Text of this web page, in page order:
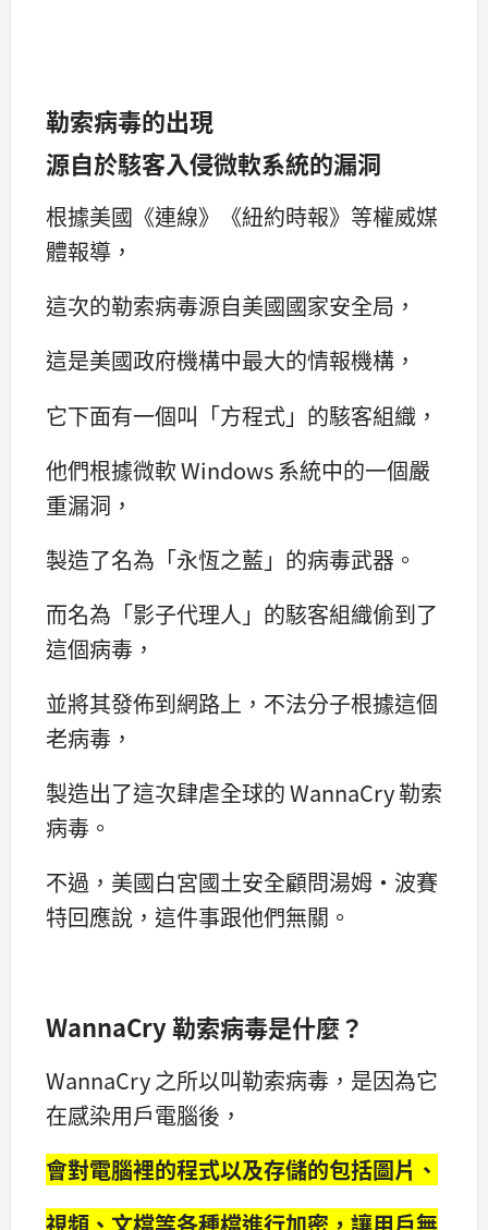
勒索病毒的出現
源自於駭客入侵微軟系統的漏洞
根據美國《連線》《紐約時報》等權威媒
體報導，
這次的勒索病毒源自美國國家安全局，
這是美國政府機構中最大的情報機構，
它下面有一個叫「方程式」的駭客組織，
他們根據微軟 Windows 系統中的一個嚴
重漏洞，
製造了名為「永恆之藍」的病毒武器。
而名為「影子代理人」的駭客組織偷到了
這個病毒，
並將其發佈到網路上，不法分子根據這個
老病毒，
製造出了這次肆虐全球的 WannaCry 勒索
病毒。
不過，美國白宮國土安全顧問湯姆·波賽
特回應說，這件事跟他們無關。
WannaCry 勒索病毒是什麼？
WannaCry 之所以叫勒索病毒，是因為它
在感染用戶電腦後，
會對電腦裡的程式以及存儲的包括圖片、